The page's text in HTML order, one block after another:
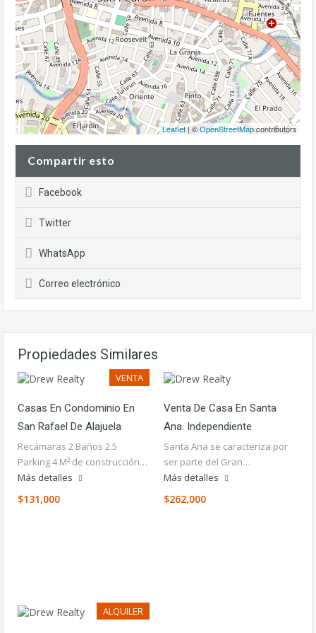
Leaflet| ©OpenStreetMapcontributors
Compartir esto
Facebook
Twitter
WhatsApp
Correo electrónico
Propiedades Similares
VENTA
Casas En Condominio En
San Rafael De Alajuela
Recámaras 2 Baños 2.5
Parking 4 M² de construcción…
Más detalles
$131,000
Venta De Casa En Santa
Ana. Independiente
Santa Ana se caracteriza por
ser parte del Gran…
Más detalles
$262,000
ALQUILER